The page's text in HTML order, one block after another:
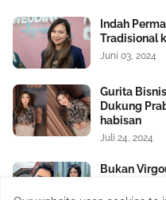
Indah
Tradisional
Juni 03, 2024
Gurita
Dukung
habisan
Juli 24, 2024
Bukan